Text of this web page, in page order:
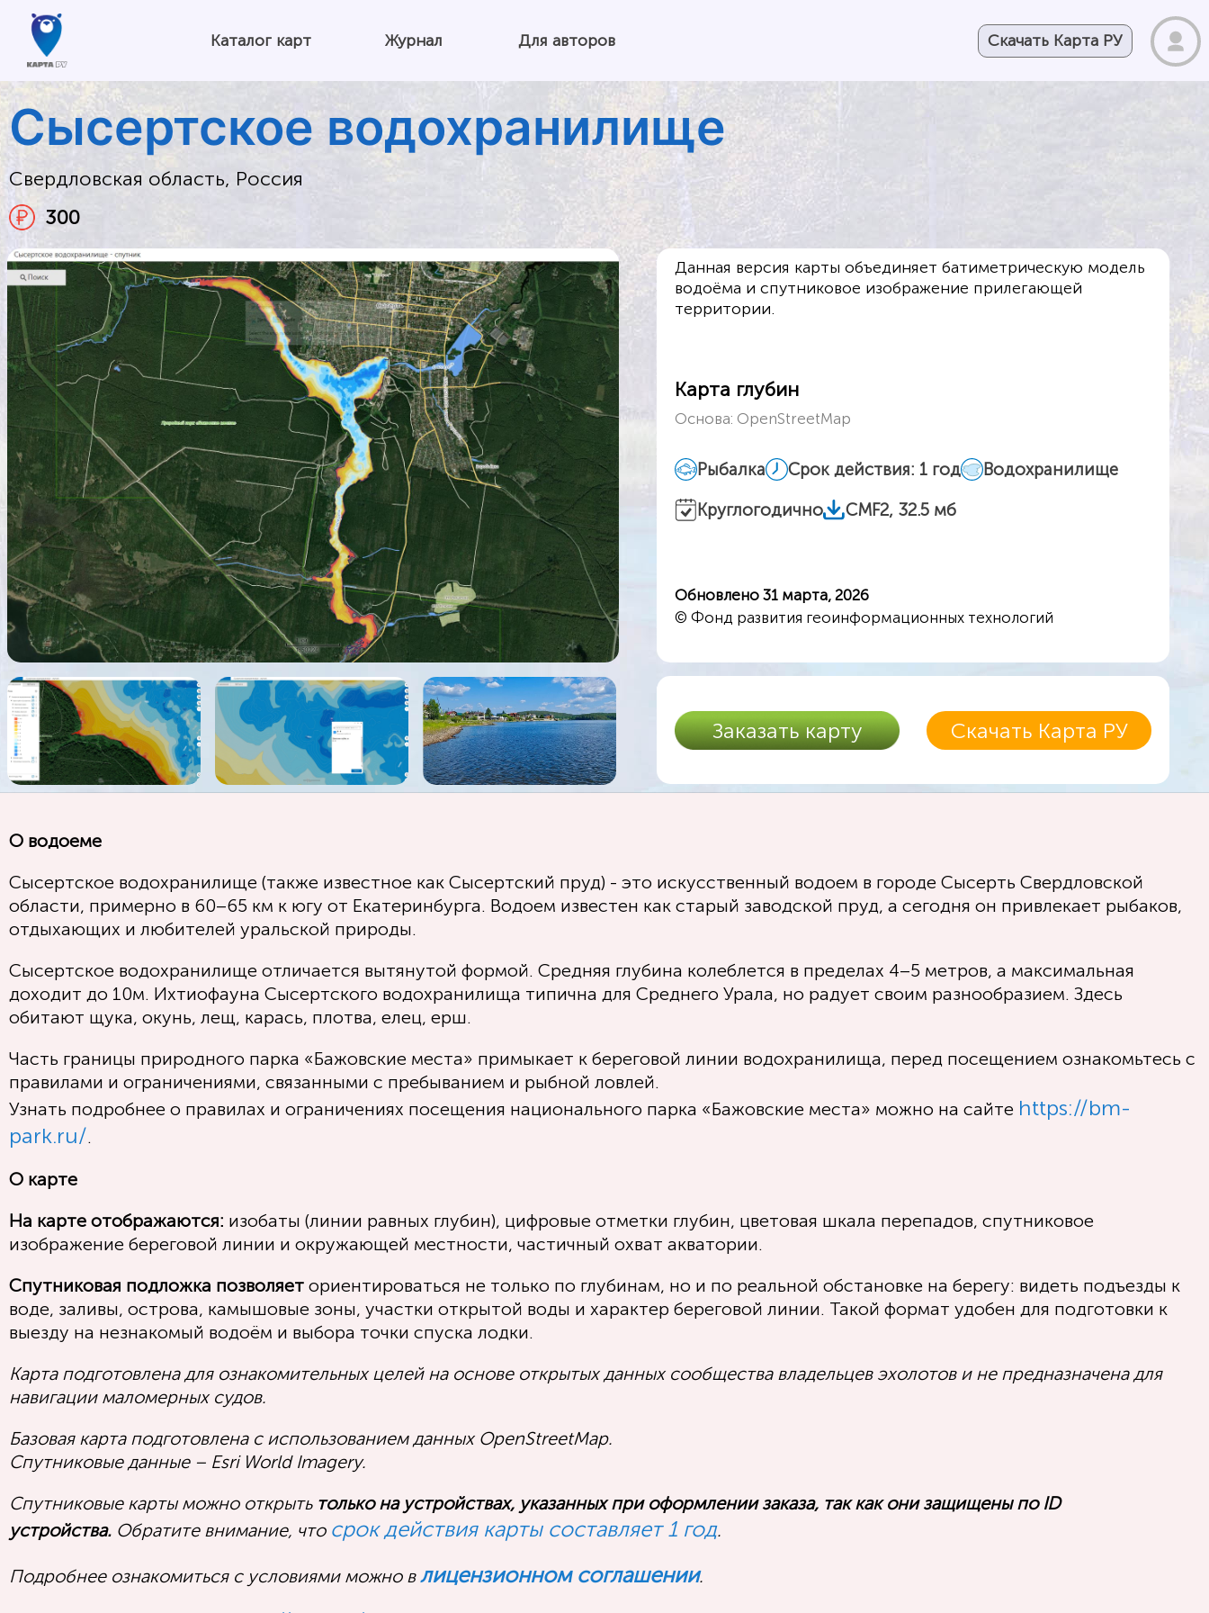
Каталог карт Журнал Для авторов Скачать Карта РУ
Сысертское водохранилище
Свердловская область, Россия
300
Данная версия карты объединяет батиметрическую модель
водоёма и спутниковое изображение прилегающей
территории.
Карта глубин
Основа: OpenStreetMap
Рыбалка Срок действия: 1 год
Водохранилище
Круглогодично
CMF2, 32.5 мб
Обновлено 31 марта, 2026
© Фонд развития геоинформационных технологий
Заказать карту Скачать Карта РУ
О водоеме
Сысертское водохранилище (также известное как Сысертский пруд) - это искусственный водоем в городе Сысерть Свердловской
области, примерно в 60–65 км к югу от Екатеринбурга. Водоем известен как старый заводской пруд, а сегодня он привлекает рыбаков,
отдыхающих и любителей уральской природы.
Сысертское водохранилище отличается вытянутой формой. Средняя глубина колеблется в пределах 4–5 метров, а максимальная
доходит до 10м. Ихтиофауна Сысертского водохранилища типична для Среднего Урала, но радует своим разнообразием. Здесь
обитают щука, окунь, лещ, карась, плотва, елец, ерш.
Часть границы природного парка «Бажовские места» примыкает к береговой линии водохранилища, перед посещением ознакомьтесь с
правилами и ограничениями, связанными с пребыванием и рыбной ловлей.
Узнать подробнее о правилах и ограничениях посещения национального парка «Бажовские места» можно на сайте https://bm-
park.ru/.
О карте
На карте отображаются: изобаты (линии равных глубин), цифровые отметки глубин, цветовая шкала перепадов, спутниковое
изображение береговой линии и окружающей местности, частичный охват акватории.
Спутниковая подложка позволяет ориентироваться не только по глубинам, но и по реальной обстановке на берегу: видеть подъезды к
воде, заливы, острова, камышовые зоны, участки открытой воды и характер береговой линии. Такой формат удобен для подготовки к
выезду на незнакомый водоём и выбора точки спуска лодки.
Карта подготовлена для ознакомительных целей на основе открытых данных сообщества владельцев эхолотов и не предназначена для
навигации маломерных судов.
Базовая карта подготовлена с использованием данных OpenStreetMap.
Спутниковые данные – Esri World Imagery.
Спутниковые карты можно открыть только на устройствах, указанных при оформлении заказа, так как они защищены по ID
устройства. Обратите внимание, что срок действия карты составляет 1 год.
Подробнее ознакомиться с условиями можно влицензионном соглашении.